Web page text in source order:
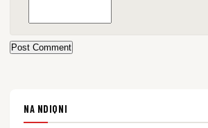
Post Comment
NA NDIQNI